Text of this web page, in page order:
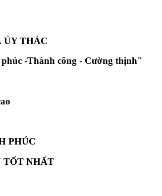
ỦY THÁC
-Thành công - Cường thịnh"
PHÚC
TỐT NHẤT